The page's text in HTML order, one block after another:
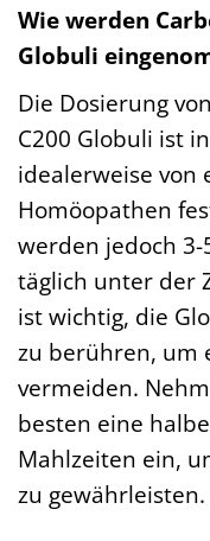
Wie werden
Globuli
Die Dosierung
C200 Globuli ist
idealerweise von
Homöopathen
werden jedoch
täglich unter der
ist wichtig, die
zu berühren, um
vermeiden.
besten eine
Mahlzeiten ein,
zu gewährleisten.